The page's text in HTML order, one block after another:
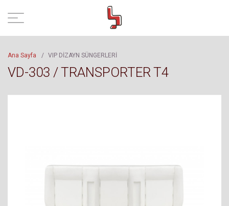
Ana Sayfa / VIP DİZAYN SÜNGERLERİ
VD-303 / TRANSPORTER T4